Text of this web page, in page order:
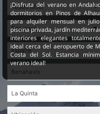
¡Disfruta del verano en
dormitorios en Pinos de
para alquiler mensual en
piscina privada, jardín
interiores elegantes
ideal cerca del aeropuerto de
Costa del Sol. Estancia
verano ideal!